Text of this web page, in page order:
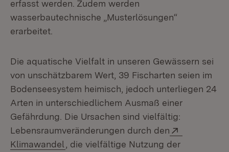
erfasst werden. Zudem werden
wasserbautechnische „Musterlösungen“
erarbeitet.
Die aquatische Vielfalt in unseren Gewässern sei
von unschätzbarem Wert, 39 Fischarten seien im
Bodenseesystem heimisch, jedoch unterliegen 24
Arten in unterschiedlichem Ausmaß einer
Gefährdung. Die Ursachen sind vielfältig:
Lebensraumveränderungen durch den
Klimawandel (Öffnet in neuem Fenster)
, die vielfältige Nutzung der